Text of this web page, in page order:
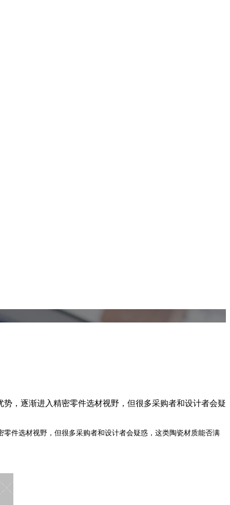
，逐渐进入精密零件选材视野，但很多采购者和设计者会疑
件选材视野，但很多采购者和设计者会疑惑，这类陶瓷材质能否满